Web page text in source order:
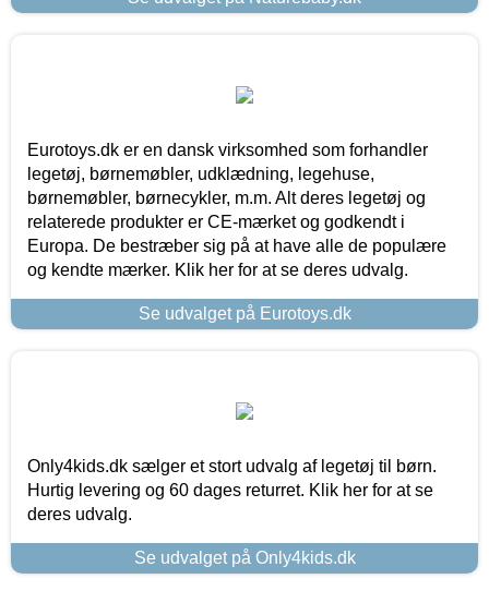
Eurotoys.dk er en dansk virksomhed som forhandler
legetøj, børnemøbler, udklædning, legehuse,
børnemøbler, børnecykler, m.m. Alt deres legetøj og
relaterede produkter er CE-mærket og godkendt i
Europa. De bestræber sig på at have alle de populære
og kendte mærker. Klik her for at se deres udvalg.
Se udvalget på Eurotoys.dk
Only4kids.dk sælger et stort udvalg af legetøj til børn.
Hurtig levering og 60 dages returret. Klik her for at se
deres udvalg.
Se udvalget på Only4kids.dk